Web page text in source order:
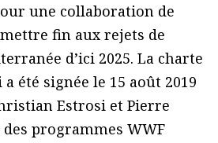
une collaboration de
fin aux rejets de
d’ici 2025. La charte
été signée le 15 août 2019
Estrosi et Pierre
programmes WWF